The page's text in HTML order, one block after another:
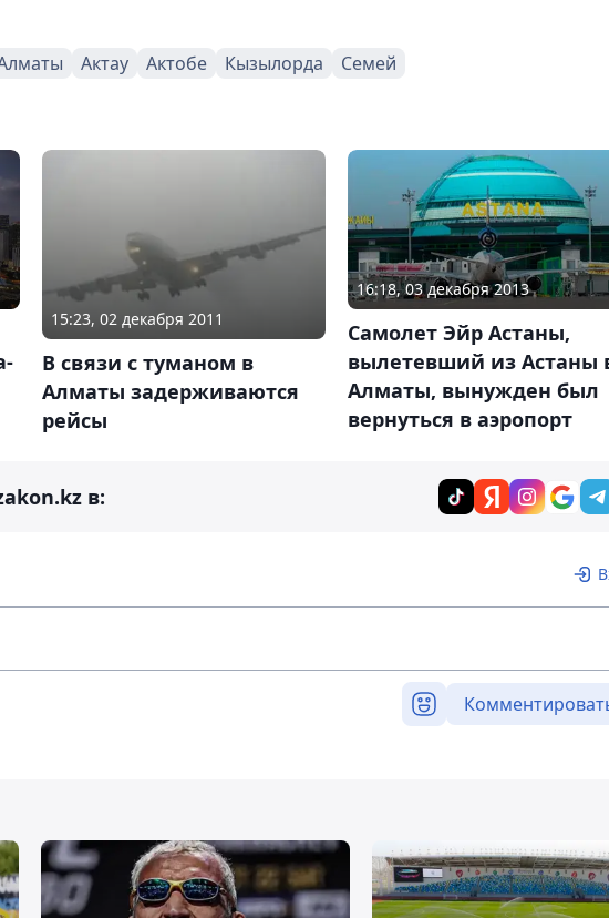
Актау Актобе Кызылорда Семей
15:23, 02 декабря 2011
В связи с туманом в
Алматы задерживаются
рейсы
16:18, 03 декабря 2013
Самолет Эйр Астаны,
вылетевший из Астаны
Алматы, вынужден был
вернуться в аэропорт
в: